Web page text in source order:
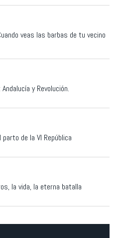
veas las barbas de tu vecino
y Revolución.
parto de la VI República
la vida, la eterna batalla